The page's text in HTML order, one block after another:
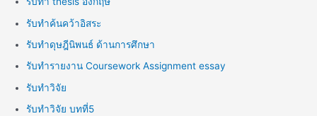
รับทำค้นคว้าอิสระ
รับทำดุษฎีนิพนธ์ ด้านการศึกษา
รับทำรายงาน Coursework Assignment essay
รับทำวิจัย
รับทำวิจัย บทที่5